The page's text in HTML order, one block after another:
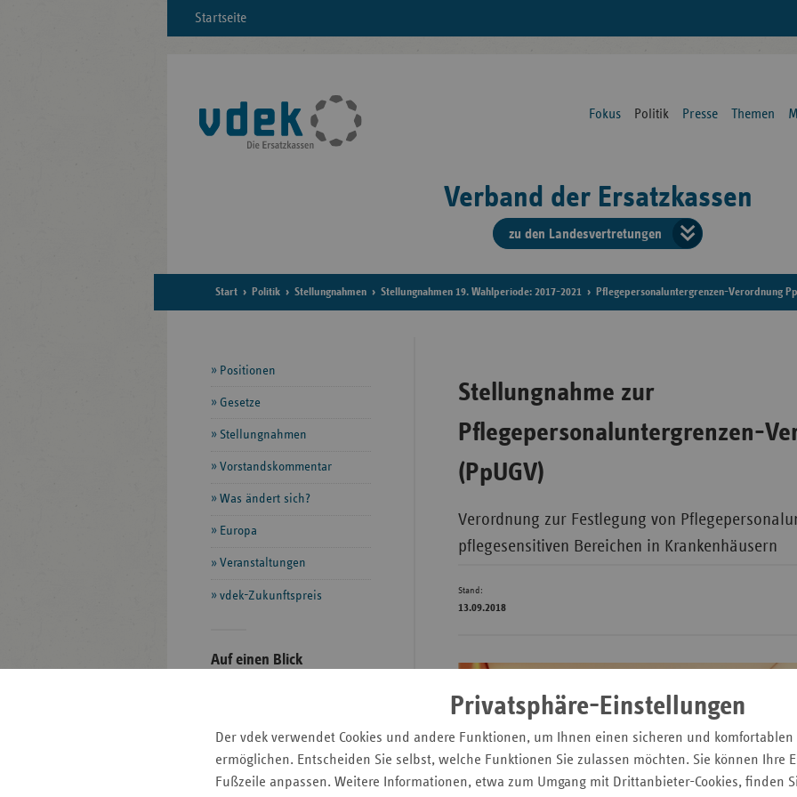
Privatsphäre-Einstellungen
Der vdek verwendet Cookies und andere Funktionen, um Ihnen einen sicheren und
ermöglichen. Entscheiden Sie selbst, welche Funktionen Sie zulassen möchten. Sie können Ihre
Fußzeile anpassen. Weitere Informationen, etwa zum Umgang mit Drittanbieter-Cookies, finden
Startseite
Fokus Politik Presse Themen
Verband der Ersatzkassen
zu den Landesvertretungen
der
Start Politik Stellungnahmen Stellungnahmen 19. Wahlperiode: 2017-2021 Pflegepersonaluntergrenzen-Verordnung
Stellungnahme zur
Pflegepersonaluntergrenzen-
(PpUGV)
Verordnung zur Festlegung von
pflegesensitiven Bereichen in Krankenhäusern
Stand:
13.09.2018
Seitennavigation
Positionen
Gesetze
Stellungnahmen
Vorstandskommentar
Was ändert sich?
Europa
Veranstaltungen
vdek-Zukunftspreis
Seitenleiste
Auf einen Blick